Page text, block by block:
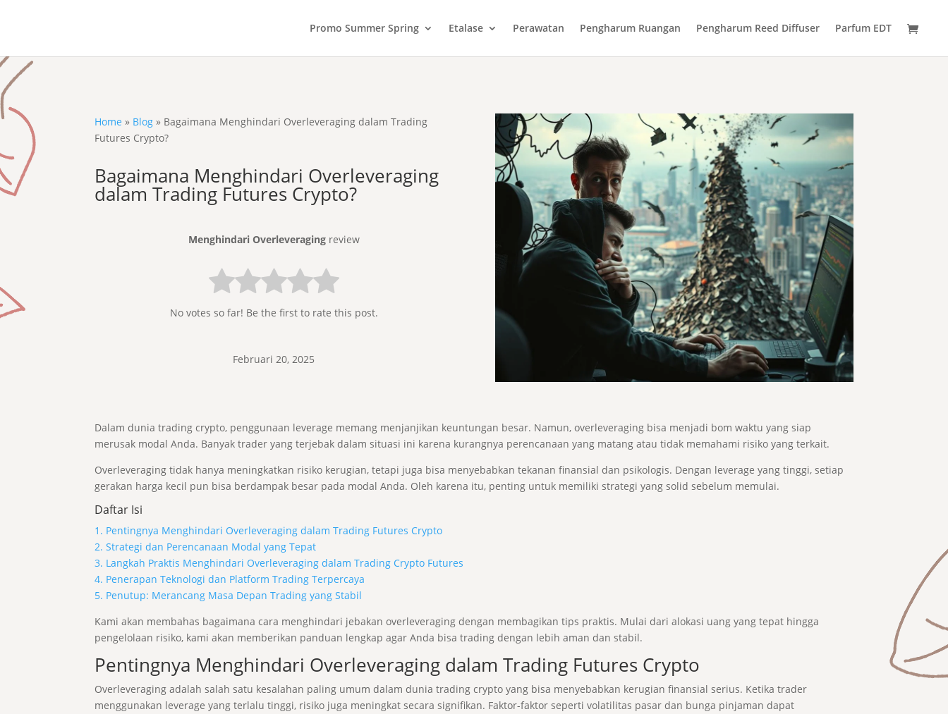
Promo Summer Spring Etalase Perawatan Pengharum Ruangan Pengharum Reed Diffuser Parfum EDT
Home » Blog » Bagaimana Menghindari Overleveraging dalam Trading
Futures Crypto?
Bagaimana Menghindari Overleveraging
dalam Trading Futures Crypto?
Menghindari Overleveragingreview
No votes so far! Be the first to rate this post.
Februari 20, 2025
Dalam dunia trading crypto, penggunaan leverage memang menjanjikan keuntungan besar. Namun, overleveraging bisa menjadi bom waktu yang siap
merusak modal Anda. Banyak trader yang terjebak dalam situasi ini karena kurangnya perencanaan yang matang atau tidak memahami risiko yang terkait.
Overleveraging tidak hanya meningkatkan risiko kerugian, tetapi juga bisa menyebabkan tekanan finansial dan psikologis. Dengan leverage yang tinggi, setiap
gerakan harga kecil pun bisa berdampak besar pada modal Anda. Oleh karena itu, penting untuk memiliki strategi yang solid sebelum memulai.
Daftar Isi
1. Pentingnya Menghindari Overleveraging dalam Trading Futures Crypto
2. Strategi dan Perencanaan Modal yang Tepat
3. Langkah Praktis Menghindari Overleveraging dalam Trading Crypto Futures
4. Penerapan Teknologi dan Platform Trading Terpercaya
5. Penutup: Merancang Masa Depan Trading yang Stabil
Kami akan membahas bagaimana cara menghindari jebakan overleveraging dengan membagikan tips praktis. Mulai dari alokasi uang yang tepat hingga
pengelolaan risiko, kami akan memberikan panduan lengkap agar Anda bisa trading dengan lebih aman dan stabil.
Pentingnya Menghindari Overleveraging dalam Trading Futures Crypto
Overleveraging adalah salah satu kesalahan paling umum dalam dunia trading crypto yang bisa menyebabkan kerugian finansial serius. Ketika trader
menggunakan leverage yang terlalu tinggi, risiko juga meningkat secara signifikan. Faktor-faktor seperti volatilitas pasar dan bunga pinjaman dapat